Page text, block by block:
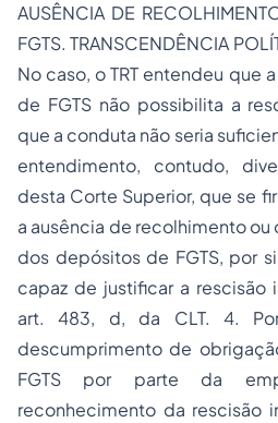
AUSÊNCIA DE
FGTS. TRANSCENDÊNCIA
No caso, o TRT entendeu que
de FGTS não possibilita a
que a conduta não seria
entendimento, contudo,
desta Corte Superior, que se
a ausência de recolhimento
dos depósitos de FGTS, por
capaz de justificar a rescisão
art. 483, d, da CLT. 4.
descumprimento de
FGTS por parte da
reconhecimento da rescisão